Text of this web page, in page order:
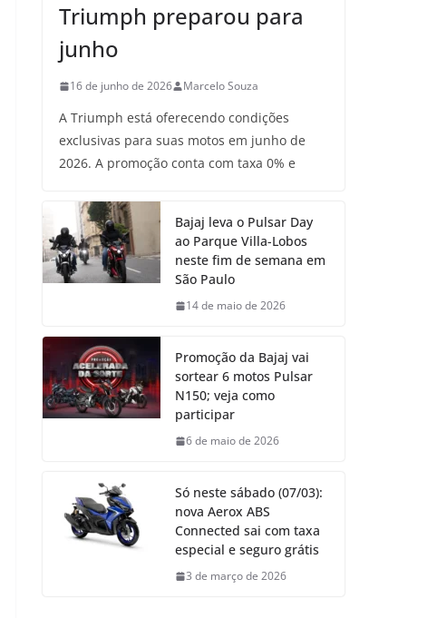
Triumph preparou para
junho
16 de junho de 2026 Marcelo Souza
A Triumph está oferecendo condições
exclusivas para suas motos em junho de
2026. A promoção conta com taxa 0% e
Bajaj leva o Pulsar Day
ao Parque Villa-Lobos
neste fim de semana em
São Paulo
14 de maio de 2026
Promoção da Bajaj vai
sortear 6 motos Pulsar
N150; veja como
participar
6 de maio de 2026
Só neste sábado (07/03):
nova Aerox ABS
Connected sai com taxa
especial e seguro grátis
3 de março de 2026